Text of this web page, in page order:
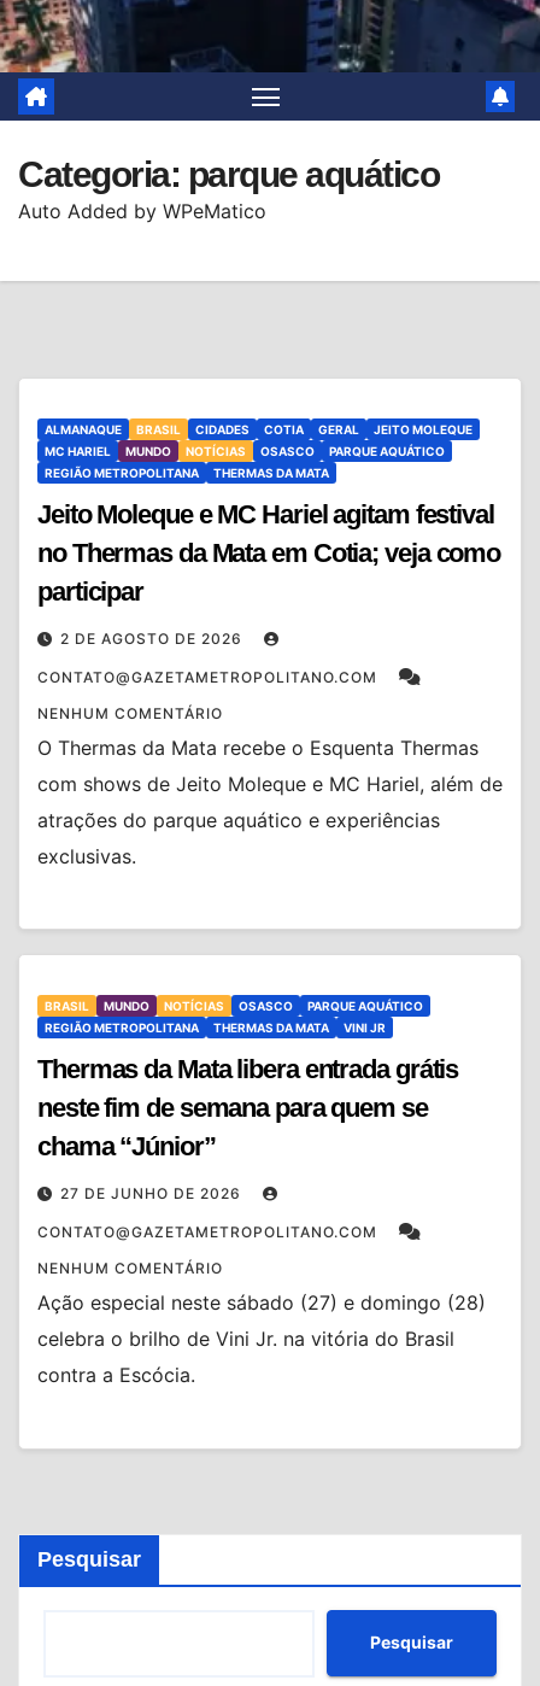
Categoria: parque aquático
Auto Added by WPeMatico
ALMANAQUE BRASIL CIDADES COTIA GERAL
JEITO MOLEQUE
MC HARIEL
MUNDO NOTÍCIAS OSASCO
PARQUE AQUÁTICO
REGIÃO METROPOLITANA
THERMAS DA MATA
Jeito Moleque e MC Hariel agitam festival
no Thermas da Mata em Cotia; veja como
participar
2 DE AGOSTO DE 2026
CONTATO@GAZETAMETROPOLITANO.COM
NENHUM COMENTÁRIO
O Thermas da Mata recebe o Esquenta Thermas
com shows de Jeito Moleque e MC Hariel, além de
atrações do parque aquático e experiências
exclusivas.
BRASIL MUNDO NOTÍCIAS OSASCO
PARQUE AQUÁTICO
REGIÃO METROPOLITANA
THERMAS DA MATA VINI JR
Thermas da Mata libera entrada grátis
neste fim de semana para quem se
chama “Júnior”
27 DE JUNHO DE 2026
CONTATO@GAZETAMETROPOLITANO.COM
NENHUM COMENTÁRIO
Ação especial neste sábado (27) e domingo (28)
celebra o brilho de Vini Jr. na vitória do Brasil
contra a Escócia.
Pesquisar
Pesquisar